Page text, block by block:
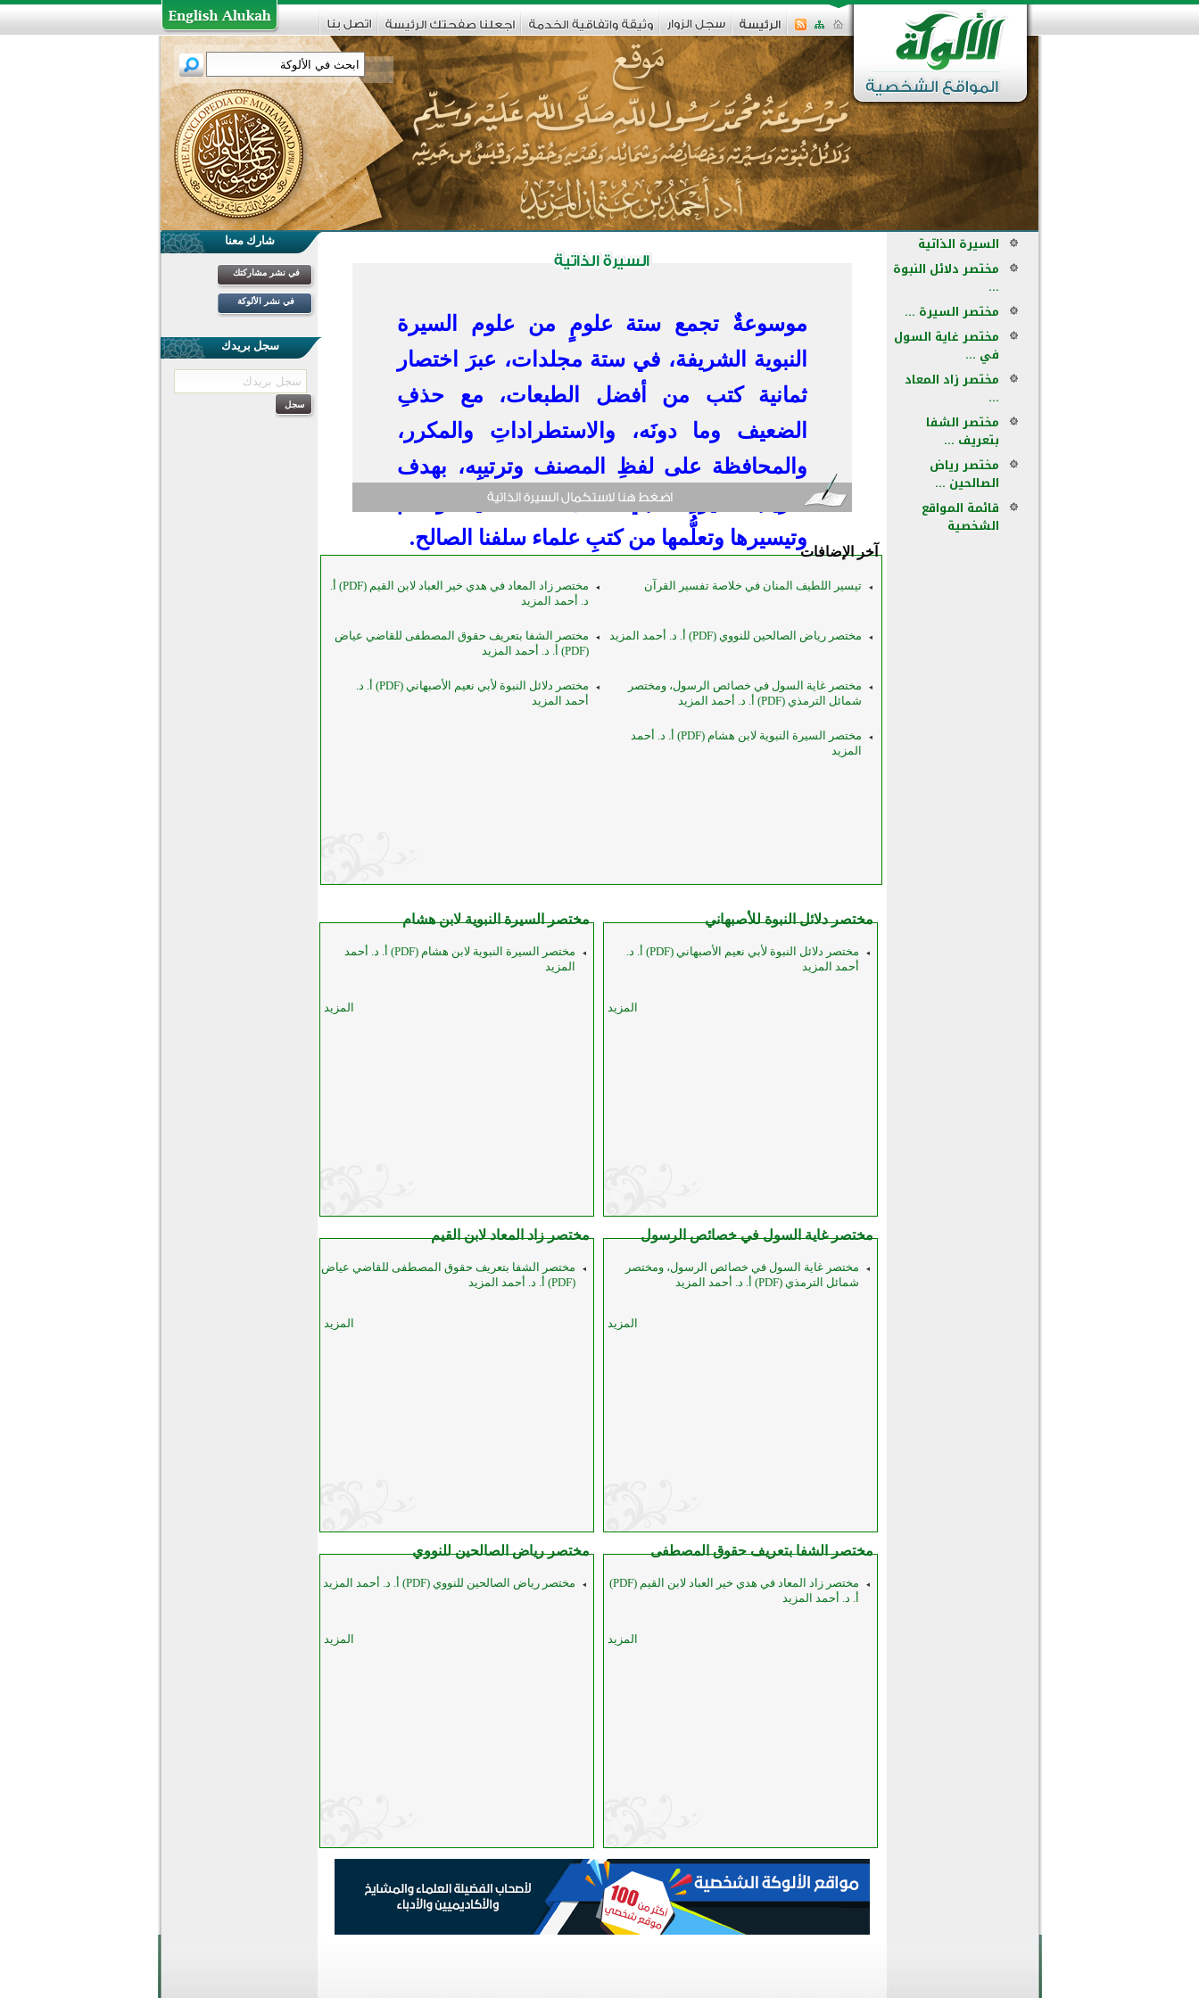
موسوعةٌ تجمع ستة علومٍ من علوم السيرة
النبوية الشريفة، في ستة مجلدات، عبرَ اختصار
ثمانية كتب من أفضل الطبعات، مع حذفِ
الضعيف وما دونَه، والاستطراداتِ والمكرر،
والمحافظة على لفظِ المصنف وترتيبِه، بهدف
تقريب سيرةِ النبي صلى الله عليه وسلم
وتيسيرها وتعلُّمها من كتبِ علماء سلفنا الصالح.
آخر الإضافات
تيسير اللطيف المنان في خلاصة تفسير القرآن
مختصر زاد المعاد في هدي خير العباد لابن القيم (PDF) أ.
د. أحمد المزيد
مختصر رياض الصالحين للنووي (PDF) أ. د. أحمد المزيد
مختصر الشفا بتعريف حقوق المصطفى للقاضي عياض
(PDF) أ. د. أحمد المزيد
مختصر غاية السول في خصائص الرسول، ومختصر
شمائل الترمذي (PDF) أ. د. أحمد المزيد
مختصر دلائل النبوة لأبي نعيم الأصبهاني (PDF) أ. د.
أحمد المزيد
مختصر السيرة النبوية لابن هشام (PDF) أ. د. أحمد
المزيد
مختصر دلائل النبوة للأصبهاني
مختصر دلائل النبوة لأبي نعيم الأصبهاني (PDF) أ. د.
أحمد المزيد
المزيد
مختصر السيرة النبوية لابن هشام
مختصر السيرة النبوية لابن هشام (PDF) أ. د. أحمد
المزيد
المزيد
مختصر غاية السول في خصائص الرسول
مختصر غاية السول في خصائص الرسول، ومختصر
شمائل الترمذي (PDF) أ. د. أحمد المزيد
المزيد
مختصر زاد المعاد لابن القيم
مختصر الشفا بتعريف حقوق المصطفى للقاضي عياض
(PDF) أ. د. أحمد المزيد
المزيد
مختصر الشفا بتعريف حقوق المصطفى
مختصر زاد المعاد في هدي خير العباد لابن القيم (PDF)
أ. د. أحمد المزيد
المزيد
مختصر رياض الصالحين للنووي
مختصر رياض الصالحين للنووي (PDF) أ. د. أحمد المزيد
المزيد
شارك معنا
في نشر مشاركتك
في نشر الألوكة
سجل بريدك
السيرة الذاتية
مختصر دلائل النبوة
...
مختصر السيرة ...
مختصر غاية السول
في ...
مختصر زاد المعاد
...
مختصر الشفا
بتعريف ...
مختصر رياض
الصالحين ...
قائمة المواقع
الشخصية